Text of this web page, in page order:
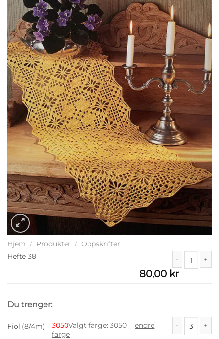
Hjem / Produkter / Oppskrifter
Hefte 38
80,00 kr
Hefte 38 antall
Du trenger:
Fiol (8/4m) 3050Valgt farge:3050
endre
farge